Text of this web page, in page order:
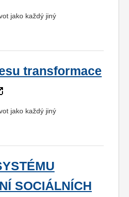
jako každý jiný
transformace
jako každý jiný
SOCIÁLNÍCH